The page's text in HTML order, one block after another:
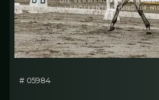
# 05984